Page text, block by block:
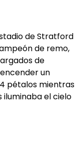
de Stratford
de remo,
de
un
pétalos mientras
iluminaba el cielo